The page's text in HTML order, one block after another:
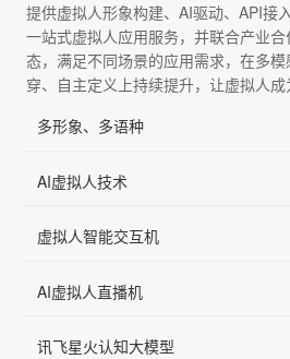
提供虚拟人形象构建、AI驱动、API接
一站式虚拟人应用服务，并联合产业
态，满足不同场景的应用需求，在多
穿、自主定义上持续提升，让虚拟人成
多形象、多语种
AI虚拟人技术
虚拟人智能交互机
AI虚拟人直播机
讯飞星火认知大模型